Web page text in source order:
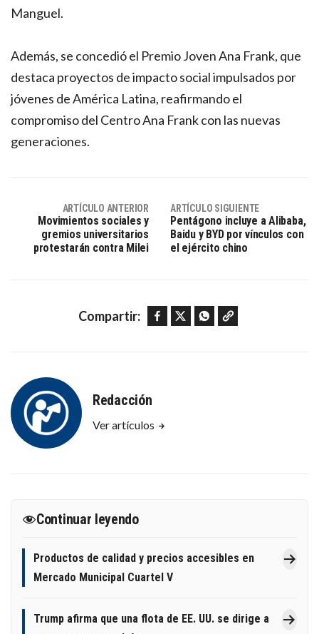
Manguel.
Además, se concedió el Premio Joven Ana Frank, que
destaca proyectos de impacto social impulsados por
jóvenes de América Latina, reafirmando el
compromiso del Centro Ana Frank con las nuevas
generaciones.
ARTÍCULO ANTERIOR
Movimientos sociales y
gremios universitarios
protestarán contra Milei
ARTÍCULO SIGUIENTE
Pentágono incluye a Alibaba,
Baidu y BYD por vínculos con
el ejército chino
Compartir: Facebook Twitter WhatsApp Copy link
Redacción
Ver artículos
Continuar leyendo
Productos de calidad y precios accesibles en
Mercado Municipal Cuartel V
Trump afirma que una flota de EE. UU. se dirige a